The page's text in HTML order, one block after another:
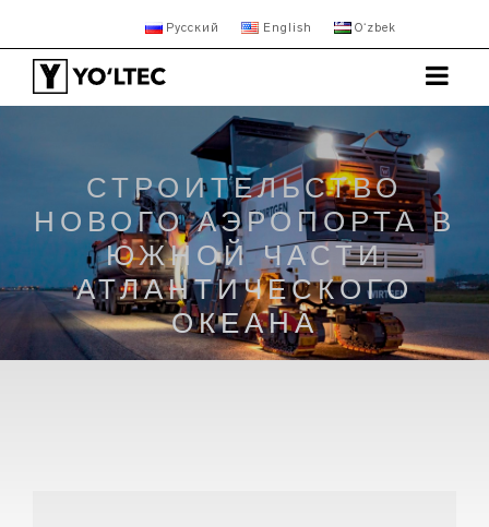
Русский English Oʻzbek
СТРОИТЕЛЬСТВО
НОВОГО АЭРОПОРТА В
ЮЖНОЙ ЧАСТИ
АТЛАНТИЧЕСКОГО
ОКЕАНА